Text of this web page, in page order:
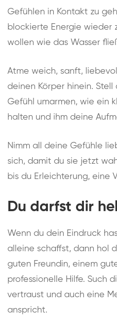
Gefühlen in Kontakt zu
blockierte Energie wieder
wollen wie das Wasser
Atme weich, sanft,
deinen Körper hinein.
Gefühl umarmen, wie ein
halten und ihm deine
Nimm all deine Gefühle
sich, damit du sie jetzt
bis du Erleichterung, eine
Du darfst dir
Wenn du dein Eindruck
alleine schaffst, dann hol
guten Freundin, einem
professionelle Hilfe. Such
vertraust und auch eine
anspricht.